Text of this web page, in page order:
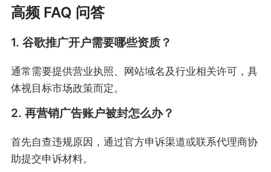
高频 FAQ 问答
1. 谷歌推广开户需要哪些资质？
通常需要提供营业执照、网站域名及行业相关许可，具
体视目标市场政策而定。
2. 再营销广告账户被封怎么办？
首先自查违规原因，通过官方申诉渠道或联系代理商协
助提交申诉材料。